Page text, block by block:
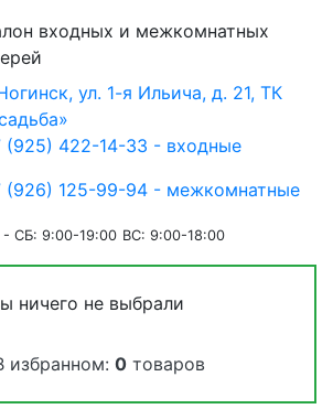
входных и межкомнатных
ул. 1-я Ильича, д. 21, ТК
(925) 422-14-33 - входные
(926) 125-99-94 - межкомнатные
СБ: 9:00-19:00 ВС: 9:00-18:00
ничего не выбрали
избранном: 0товаров